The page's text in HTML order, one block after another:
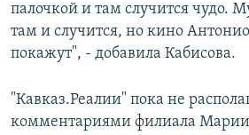
палочкой и там случится чудо.
там и случится, но кино
покажут", - добавила Кабисова.
"Кавказ.Реалии" пока не
комментариями филиала